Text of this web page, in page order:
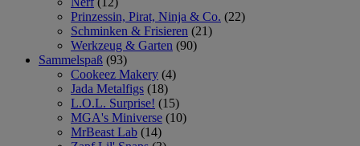
Prinzessin, Pirat, Ninja & Co. (22)
Schminken & Frisieren (21)
Werkzeug & Garten (90)
Sammelspaß (93)
Cookeez Makery (4)
Jada Metalfigs (18)
L.O.L. Surprise! (15)
MGA's Miniverse (10)
MrBeast Lab (14)